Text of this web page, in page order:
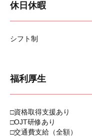
休日休暇
シフト制
福利厚生
□資格取得支援あり
□OJT研修あり
□交通費支給（全額）